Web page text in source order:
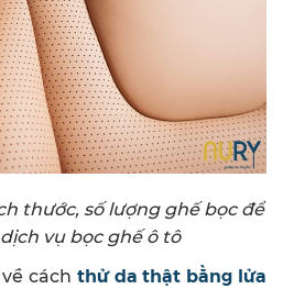
thước, số lượng ghế bọc để
vụ bọc ghế ô tô
cách thử da thật bằng lửa